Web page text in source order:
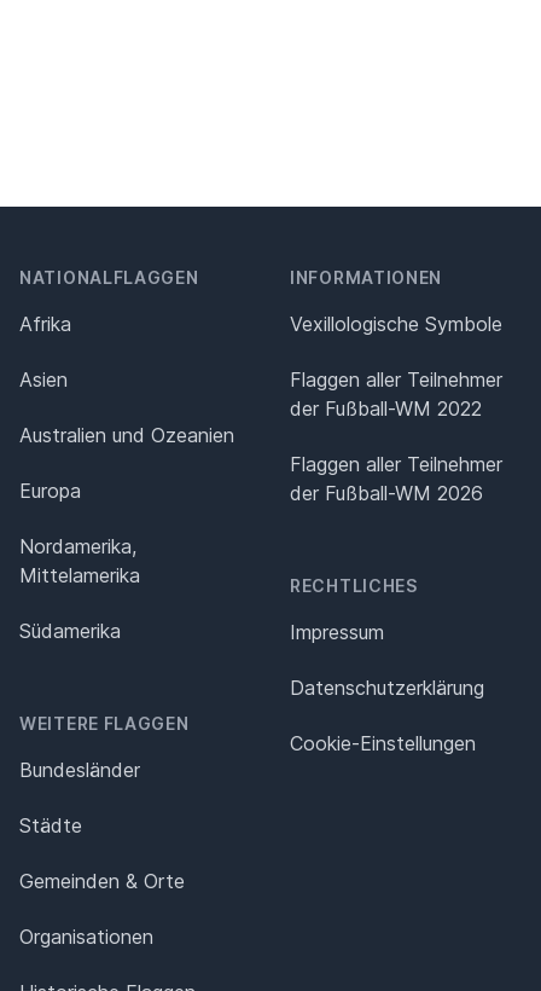
NATIONALFLAGGEN
Afrika
Asien
Australien und Ozeanien
Europa
Nordamerika,
Mittelamerika
Südamerika
WEITERE FLAGGEN
Bundesländer
Städte
Gemeinden & Orte
Organisationen
INFORMATIONEN
Vexillologische Symbole
Flaggen aller Teilnehmer
der Fußball-WM 2022
Flaggen aller Teilnehmer
der Fußball-WM 2026
RECHTLICHES
Impressum
Datenschutz­erklärung
Cookie-Einstellungen